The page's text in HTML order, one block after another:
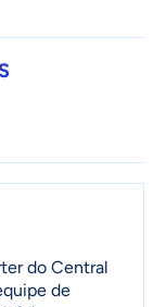
do Central
de